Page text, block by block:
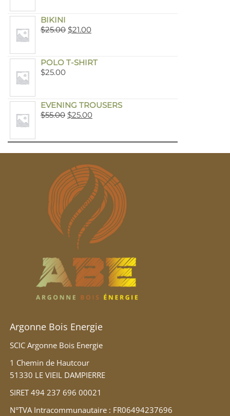
BIKINI
$25.00 $21.00
POLO T-SHIRT
$25.00
EVENING TROUSERS
$55.00 $25.00
Argonne Bois Energie
SCIC Argonne Bois Energie
1 Chemin de Hautcour
51330 LE VIEIL DAMPIERRE
SIRET 494 237 696 00021
N°TVA Intracommunautaire : FR06494237696